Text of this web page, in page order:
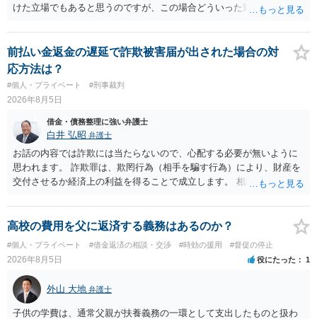
けた立場でもあると思うのですが、この場合どういった対処が必要で
がいいとは思います。 そもそも、特殊詐欺関係なく旦那さんの行為
は法に触れる可能性もあります。 ＞100万を支払わず穏便に和解する
ことは可能でしょうか？ →一般的には難しいです。相談者さんも１０
０万円の被害を受けたとして、１円も払わないで和解したいと言われ
たら、 できるだけ重い刑罰を与えて欲しい、と思われるのではない
でしょうか。 ＞弁護士さんに入ってもらうことで支払額が下がること
はありますか？ そこはあり得ます、ただ、弁護士費用かけるならその
分賠償に回すことも考えられるので、 兼ね合いは考えてみましょう。
前払い金返金の遅延で詐欺被害届が出された場合の対
応方法は？
#個人・プライベート #刑事裁判
2026年8月5日
借金・債務整理に強い弁護士
白井 弘昭 弁護士
お話の内容では詐欺には当たらないので、心配する必要が無いように
思われます。 詐欺罪は、欺罔行為（相手を騙す行為）により、財産を
交付させるか経済上の利益を得ることで成立します。 相談者さんは、
ので、詐欺罪の実行行為性が無く罪に問うことはできません。 おそら
く、相手が真実を話せば警察も取り合わないと思いますが、虚偽の内
容を述べた場合は、捜査はあるかもしれません。 ただし、捜査におい
て、真実を説明すれば、「ちゃんと返しなさいよ」程度の注意で済む
ことだと思われます。 また、返せるお金が無いのであれば、返せない
のは致し方ありません。真摯に分割して支払うことを相手に告げてい
くのみでしょう。 以上、ご参考まで。
高校の費用を父に返済する義務はあるのか？
#個人・プライベート #借金返済の相談・交渉 #時効の援用 #督促の停止
2026年8月5日 役にたった 1
外山 大地 弁護士
子供の学費は、通常父親が扶養義務の一環として支出したものと扱わ